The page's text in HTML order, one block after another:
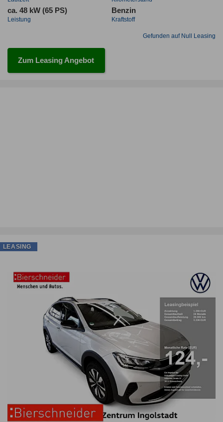
ca. 48 kW (65 PS)
Leistung
Benzin
Kraftstoff
Gefunden auf Null Leasing
Zum Leasing Angebot
LEASING